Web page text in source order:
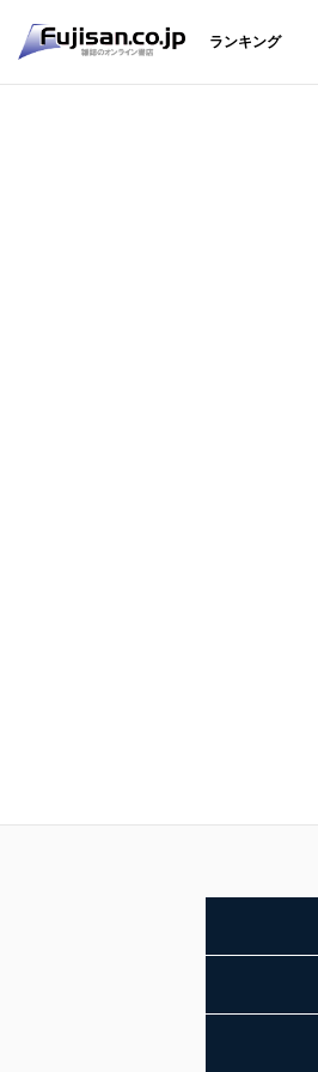
ランキング